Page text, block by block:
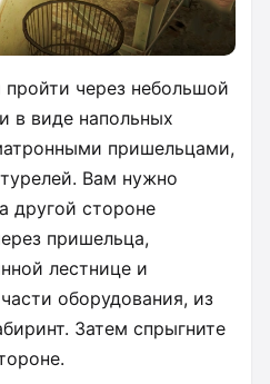
через небольшой
в виде напольных
пришельцами,
Вам нужно
другой стороне
пришельца,
лестнице и
оборудования, из
Затем спрыгните